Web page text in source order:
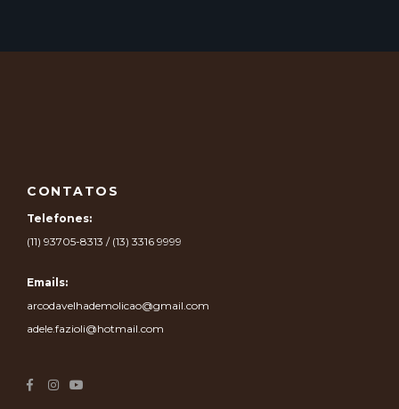
CONTATOS
Telefones:
(11) 93705-8313 / (13) 3316 9999
Emails:
arcodavelhademolicao@gmail.com
adele.fazioli@hotmail.com